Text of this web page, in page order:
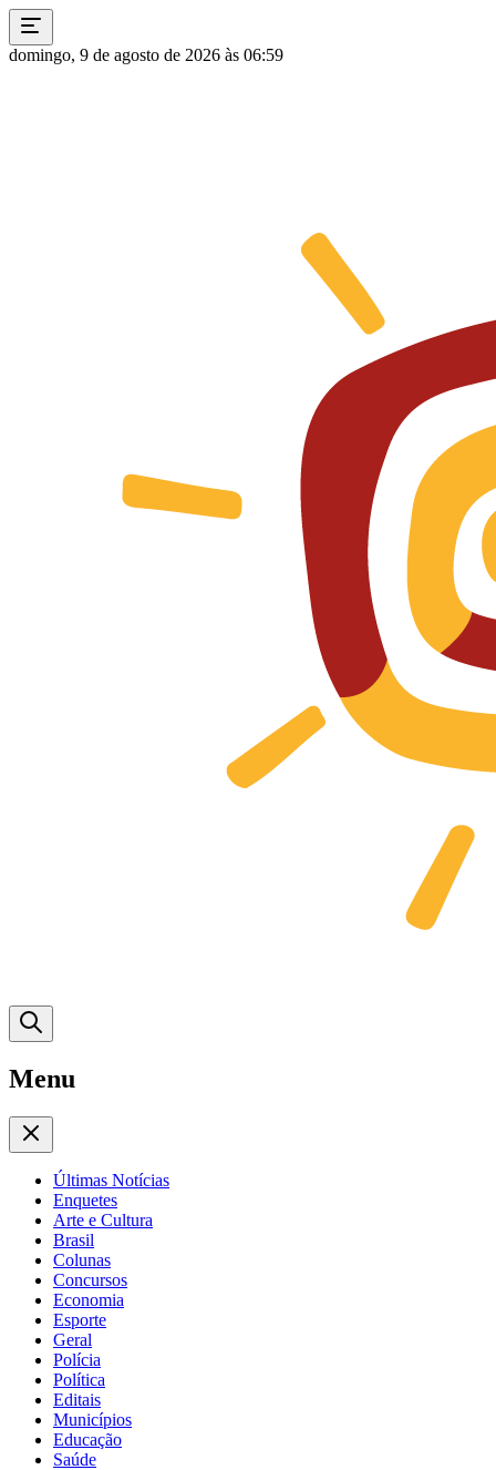
domingo, 9 de agosto de 2026 às 06:59
Menu
Últimas Notícias
Enquetes
Arte e Cultura
Brasil
Colunas
Concursos
Economia
Esporte
Geral
Polícia
Política
Editais
Municípios
Educação
Saúde